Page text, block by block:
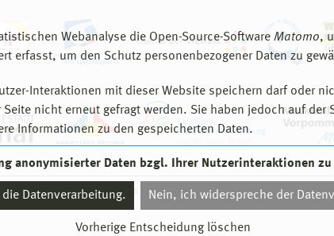
Webanalyse die Open-Source-Software Matomo,
erfasst, um den Schutz personenbezogener Daten zu
Interaktionen mit dieser Website speichern darf oder
nicht erneut gefragt werden. Sie haben jedoch auf der
Informationen zu den gespeicherten Daten.
anonymisierter Daten bzgl. Ihrer Nutzerinteraktionen zu
die Datenverarbeitung. Nein, ich widerspreche der
Vorherige Entscheidung löschen
© 2026 Hochschule Wismar